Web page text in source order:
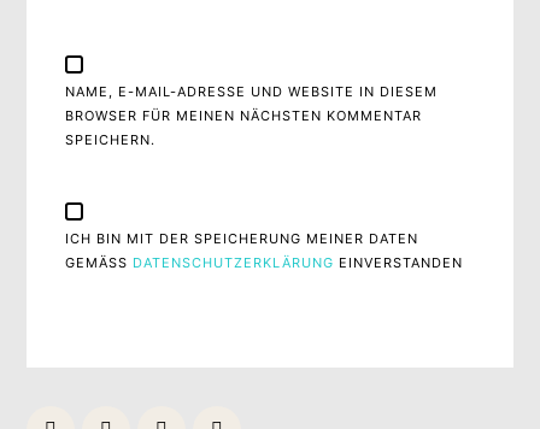
NAME, E-MAIL-ADRESSE UND WEBSITE IN DIESEM
BROWSER FÜR MEINEN NÄCHSTEN KOMMENTAR
SPEICHERN.
ICH BIN MIT DER SPEICHERUNG MEINER DATEN
GEMÄSS DATENSCHUTZERKLÄRUNG EINVERSTANDEN